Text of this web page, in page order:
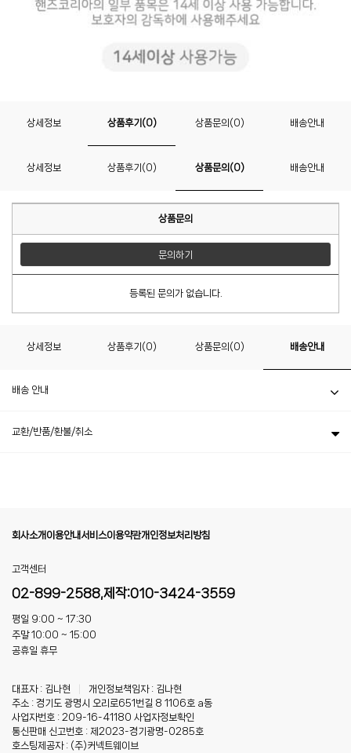
상세정보 상품후기(0) 상품문의(0) 배송안내
상세정보 상품후기(0) 상품문의(0) 배송안내
상품문의
문의하기
등록된 문의가 없습니다.
상세정보 상품후기(0) 상품문의(0) 배송안내
배송 안내
교환/반품/환불/취소
회사소개 이용안내서비스이용약관개인정보처리방침
고객센터
02-899-2588,제작:010-3424-3559
평일 9:00 ~ 17:30
주말 10:00 ~ 15:00
공휴일 휴무
대표자 : 김나현
개인정보책임자 : 김나현
주소 : 경기도 광명시 오리로651번길 8 1106호 a동
사업자번호 : 209-16-41180 사업자정보확인
통신판매 신고번호 : 제2023-경기광명-0285호
호스팅제공자 : (주)커넥트웨이브